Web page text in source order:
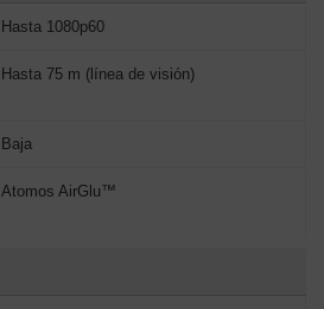
Hasta 1080p60
Hasta 75 m (línea de visión)
Baja
Atomos AirGlu™